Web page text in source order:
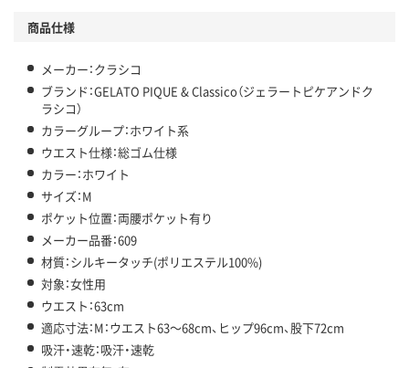
商品仕様
メーカー：クラシコ
ブランド：GELATO PIQUE & Classico（ジェラートピケアンドク
ラシコ）
カラーグループ：ホワイト系
ウエスト仕様：総ゴム仕様
カラー：ホワイト
サイズ：M
ポケット位置：両腰ポケット有り
メーカー品番：609
材質：シルキータッチ(ポリエステル100%)
対象：女性用
ウエスト：63cm
適応寸法：M：ウエスト63～68cm、ヒップ96cm、股下72cm
吸汗・速乾：吸汗・速乾